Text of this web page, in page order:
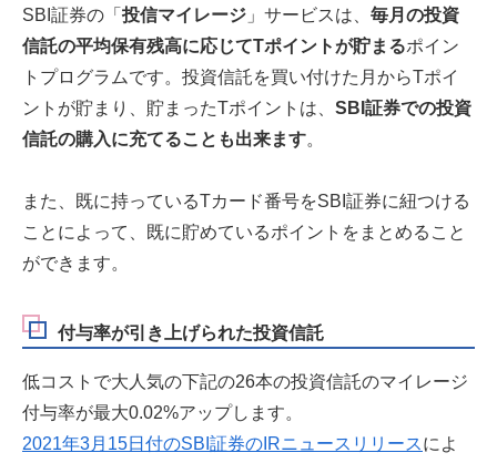
SBI証券の「 投信マイレージ 」サービスは、 毎月の投資
信託の平均保有残高に応じてTポイントが貯まるポイン
トプログラムです。投資信託を買い付けた月からTポイ
ントが貯まり、貯まったTポイントは、 SBI証券での投資
信託の購入に充てることも出来ます。
また、既に持っているTカード番号をSBI証券に紐つける
ことによって、既に貯めているポイントをまとめること
ができます。
付与率が引き上げられた投資信託
低コストで大人気の下記の26本の投資信託のマイレージ
付与率が最大0.02%アップします。
2021年3月15日付のSBI証券のIRニュースリリースによ